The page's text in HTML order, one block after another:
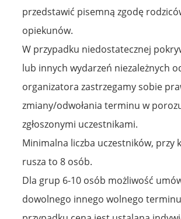
przedstawić pisemną zgodę
opiekunów.
W przypadku niedostatecznej
lub innych wydarzeń niezależnych
organizatora zastrzegamy sobie
zmiany/odwołania terminu w
zgłoszonymi uczestnikami.
Minimalna liczba uczestników, przy
rusza to 8 osób.
Dla grup 6-10 osób możliwość
dowolnego innego wolnego